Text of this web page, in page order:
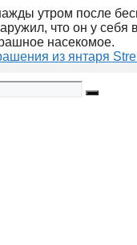
утром после
что он у себя
насекомое.